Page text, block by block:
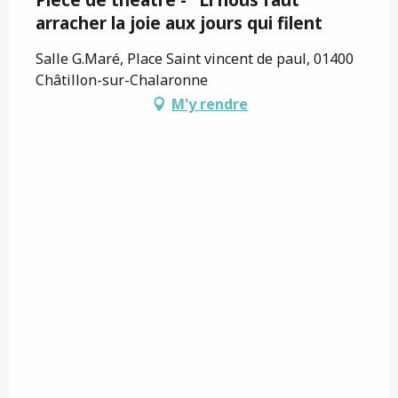
arracher la joie aux jours qui filent
Salle G.Maré, Place Saint vincent de paul, 01400
Châtillon-sur-Chalaronne
M'y rendre